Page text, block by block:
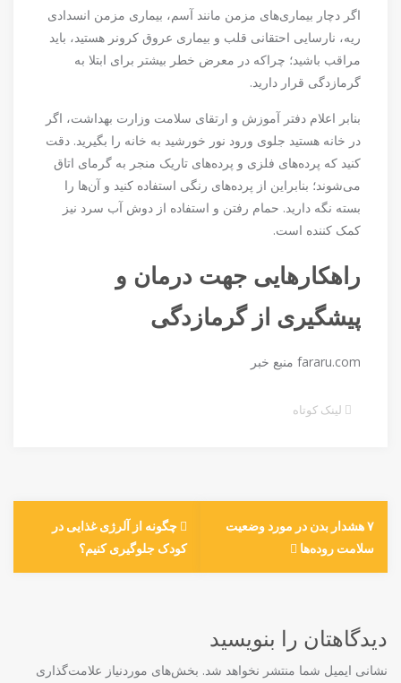
اگر دچار بیماری‌های مزمن مانند آسم، بیماری مزمن انسدادی
ریه، نارسایی احتقانی قلب و بیماری عروق کرونر هستید، باید
مراقب باشید؛ چراکه در معرض خطر بیشتر برای ابتلا به
گرمازدگی قرار دارید.
بنابر اعلام دفتر آموزش و ارتقای سلامت وزارت بهداشت، اگر
در خانه هستید جلوی ورود نور خورشید به خانه را بگیرید. دقت
کنید که پرده‌های فلزی و پرده‌های تاریک منجر به گرمای اتاق
می‌شوند؛ بنابراین از پرده‌های رنگی استفاده کنید و آن‌ها را
بسته نگه دارید. حمام رفتن و استفاده از دوش آب سرد نیز
کمک کننده است.
راهکار‌هایی جهت درمان و
پیشگیری از گرمازدگی
fararu.com منبع خبر
لینک کوتاه
چگونه از آلرژی غذایی در
کودک جلوگیری کنیم؟
۷ هشدار بدن در مورد وضعیت
سلامت روده‌ها
دیدگاهتان را بنویسید
نشانی ایمیل شما منتشر نخواهد شد. بخش‌های موردنیاز علامت‌گذاری